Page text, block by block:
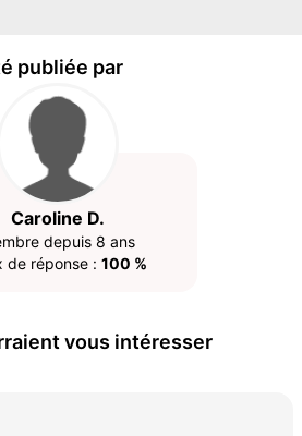
publiée par
Caroline D.
depuis 8 ans
de réponse : 100 %
vous intéresser